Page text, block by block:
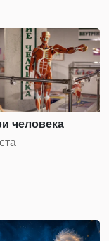
человека